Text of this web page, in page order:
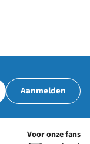
Aanmelden
Voor onze fans